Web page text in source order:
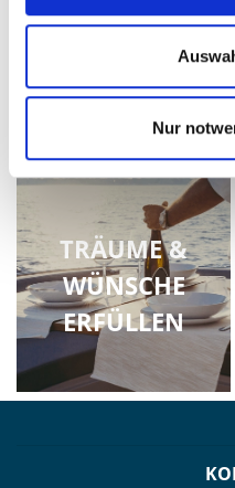
Nur
STARKE
NACHHALTIGE
MARKE
TRÄUME &
WÜNSCHE
ERFÜLLEN